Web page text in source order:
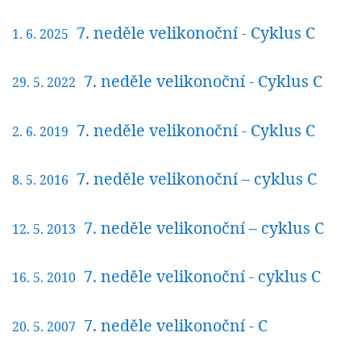
1. 6. 2025 7. neděle velikonoční - Cyklus C
29. 5. 2022 7. neděle velikonoční - Cyklus C
2. 6. 2019 7. neděle velikonoční - Cyklus C
8. 5. 2016 7. neděle velikonoční – cyklus C
12. 5. 2013 7. neděle velikonoční – cyklus C
16. 5. 2010 7. neděle velikonoční - cyklus C
20. 5. 2007 7. neděle velikonoční - C